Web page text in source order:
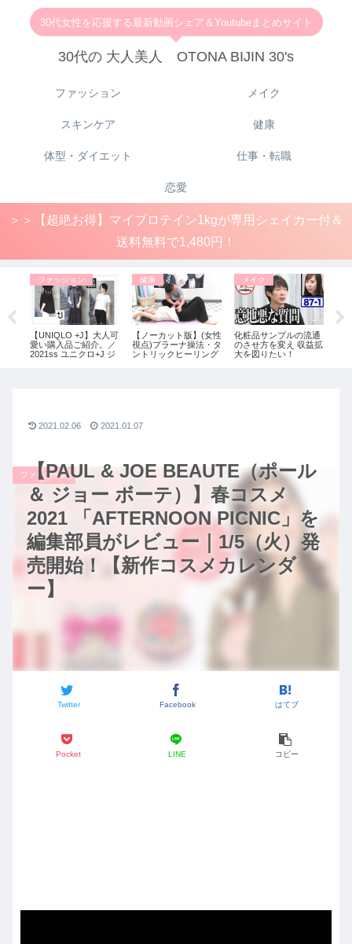
30代女性を応援する最新動画シェア＆Youtubeまとめサイト
30代の 大人美人 OTONA BIJIN 30's
ファッション メイク
スキンケア 健康
体型・ダイエット 仕事・転職
恋愛
＞＞【超絶お得】マイプロテイン1kgが専用シェイカー付＆
送料無料で1,480円！
ファッション
【UNIQLO +J】大人可
愛い購入品ご紹介。／
2021ss ユニクロ+J ジ
健康
【ノーカット版】(女性
視点)プラーナ操法・タ
ントリックヒーリング
メイク
化粧品サンプルの流通
のさせ方を変え 収益拡
大を図りたい！
【PAUL & JOE BEAUTE（ポール
＆ ジョー ボーテ）】春コスメ
2021 「AFTERNOON PICNIC」を
編集部員がレビュー｜1/5（火）発
売開始！【新作コスメカレンダ
ー】
ファッション
Twitter Facebook はてブ
Pocket LINE コピー
2021.02.06 2021.01.07